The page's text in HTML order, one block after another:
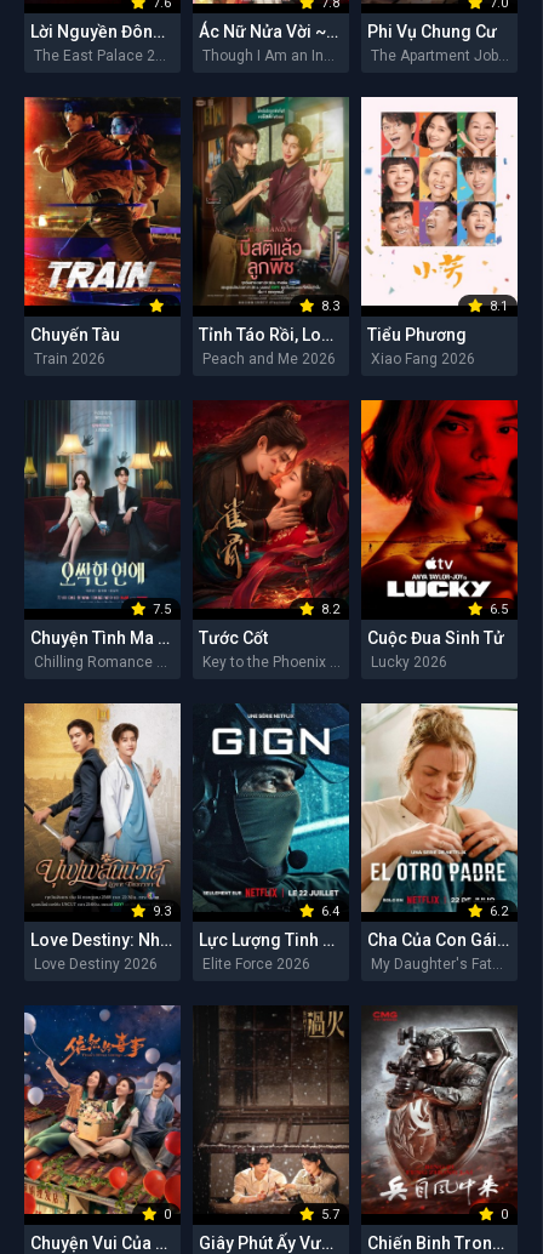
7.6
Lời Nguyền Đông Cung
The East Palace 2026
7.8
Ác Nữ Nửa Vời ~Truyền Kì Hoán Hồn Đổi Xác~
Though I Am an Inept Villainess 2026
7.0
Phi Vụ Chung Cư
The Apartment Job 2026
Chuyến Tàu
Train 2026
8.3
Tỉnh Táo Rồi, Lookpeach
Peach and Me 2026
8.1
Tiểu Phương
Xiao Fang 2026
7.5
Chuyện Tình Ma Quái
8.2
Tước Cốt
6.5
Cuộc Đua Sinh Tử
Lucky 2026
9.3
Love Destiny: Nhân Duyên Tiền Định
Love Destiny 2026
6.4
Lực Lượng Tinh Nhuệ
Elite Force 2026
6.2
Cha Của Con Gái Tôi
My Daughter's Father 2026
0
Chuyện Vui Của Y Nhiên
5.7
Giây Phút Ấy Vượt Giới Hạn
0
Chiến Binh Trong Gió